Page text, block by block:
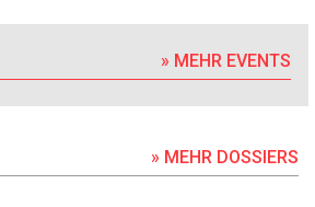
» MEHR EVENTS
» MEHR DOSSIERS